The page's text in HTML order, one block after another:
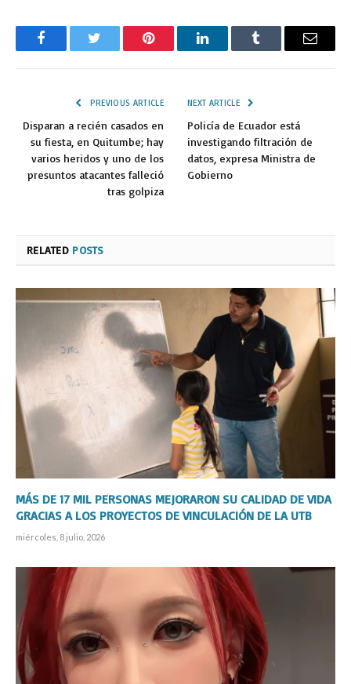
FacebookTwitter Pinterest LinkedInTumblr Email
PREVIOUS ARTICLE
Disparan a recién casados en
su fiesta, en Quitumbe; hay
varios heridos y uno de los
presuntos atacantes falleció
tras golpiza
NEXT ARTICLE
Policía de Ecuador está
investigando filtración de
datos, expresa Ministra de
Gobierno
RELATED POSTS
MÁS DE 17 MIL PERSONAS MEJORARON SU CALIDAD DE VIDA
GRACIAS A LOS PROYECTOS DE VINCULACIÓN DE LA UTB
miércoles, 8 julio, 2026